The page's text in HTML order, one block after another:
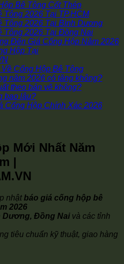
Bê Tông Cốt Thép
Tông 2026 Tại TP.HCM
Tông 2026 Tại Bình Dương
Tông 2026 Tại Đồng Nai
Đến Giá Cống Hộp Năm 2026
Hộp Tại
Cống Hộp Bê Tông
năm 2026 có tăng không?
theo bản vẽ không?
bao lâu?
Cống Hộp Chính Xác 2026
Mới Nhất Năm
|
nhật báo giá cống hộp bê
2026
Dương, Đồng Naivà các tỉnh
tiêu chuẩn kỹ thuật, giao hàng